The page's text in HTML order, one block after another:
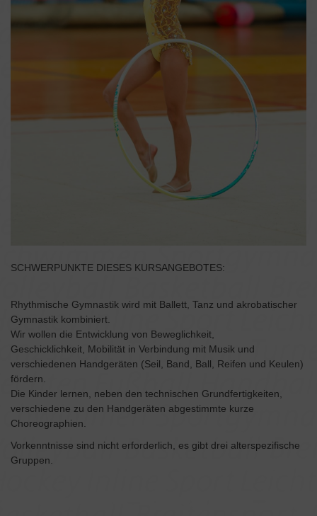
SCHWERPUNKTE DIESES KURSANGEBOTES:
Rhythmische Gymnastik wird mit Ballett, Tanz und akrobatischer
Gymnastik kombiniert.
Wir wollen die Entwicklung von Beweglichkeit,
Geschicklichkeit, Mobilität in Verbindung mit Musik und
verschiedenen Handgeräten (Seil, Band, Ball, Reifen und Keulen)
fördern.
Die Kinder lernen, neben den technischen Grundfertigkeiten,
verschiedene zu den Handgeräten abgestimmte kurze
Choreographien.
Vorkenntnisse sind nicht erforderlich, es gibt drei alterspezifische
Gruppen.